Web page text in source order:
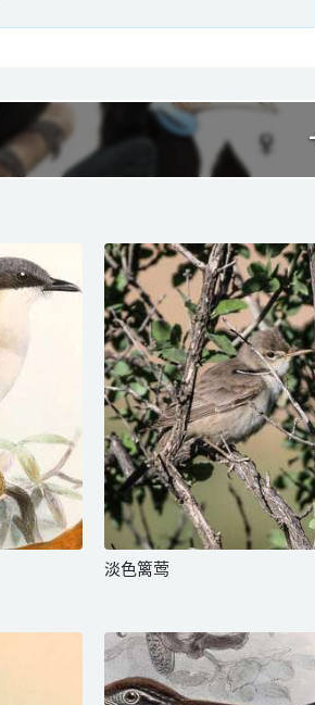
淡色篱莺